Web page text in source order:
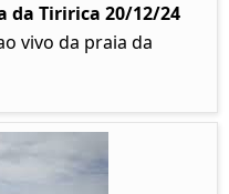
da Tiririca 20/12/24
vivo da praia da